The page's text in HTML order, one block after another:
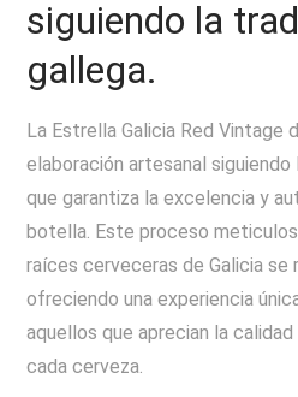
siguiendo la
gallega.
La Estrella Galicia Red Vintage
elaboración artesanal
que garantiza la excelencia y
botella. Este proceso
raíces cerveceras de Galicia se
ofreciendo una experiencia
aquellos que aprecian la
cada cerveza.